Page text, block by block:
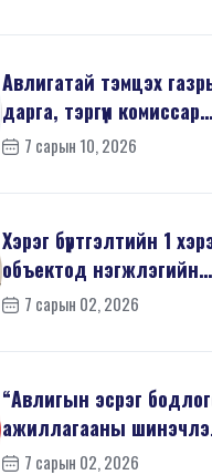
Авлигатай тэмцэх
дарга, тэргүүн комиссар
З.Дашдаваагийн
7 сарын 10, 2026
Хэрэг бүртгэлтийн 1
объектод нэгжлэгийн
ажиллагаа явуулав
7 сарын 02, 2026
“Авлигын эсрэг
ажиллагааны
эрдэм шинжилгээний
7 сарын 02, 2026